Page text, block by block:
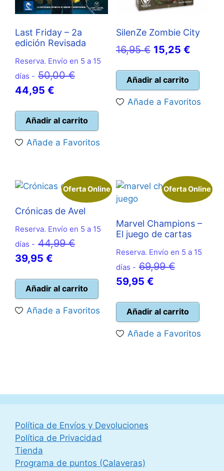
Last Friday – 2a
edición Revisada
Reserva. Envío en 5 a 15
días - 50,00€El
era:
50,00 €.
44,95 €
actual
es:
44,95 €.
Añadir al carrito
Añade a Favoritos
SilenZe Zombie City
16,95€ El
original
era:
16,95 €.
15,25 €El
es:
15,25
Añadir al carrito
Añade a Favoritos
Oferta Online
Crónicas de Avel
Reserva. Envío en 5 a 15
días - 44,99€El
era:
44,99 €.
39,95 €
actual
es:
39,95 €.
Añadir al carrito
Añade a Favoritos
Oferta Online
Marvel Champions –
El juego de cartas
Reserva. Envío en 5 a 15
días - 69,99€El
era:
69,99 €.
59,95 €El
actual
es:
59,95 €.
Añadir al carrito
Añade a Favoritos
Política de Envíos y Devoluciones
Política de Privacidad
Tienda
Programa de puntos (Calaveras)